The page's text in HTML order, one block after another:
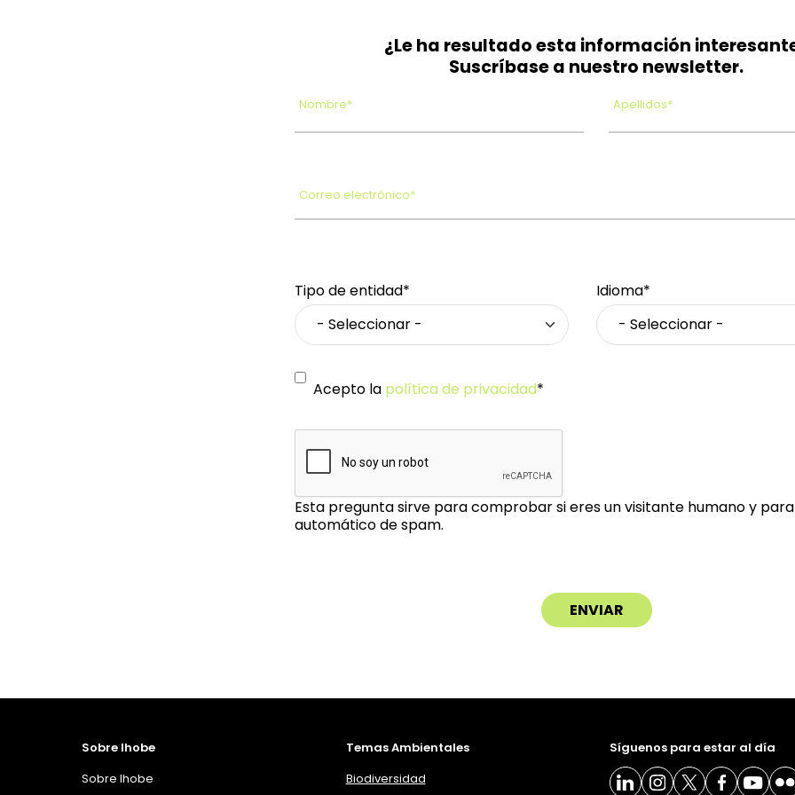
¿Le ha resultado esta información
Suscríbase a nuestro newsletter.
Nombre* Apellidos*
Correo electrónico*
Tipo de entidad* Idioma*
Acepto la política de privacidad*
Esta pregunta sirve para comprobar si eres un visitante humano y
automático de spam.
Sobre Ihobe
Sobre Ihobe
Temas Ambientales
Biodiversidad
Síguenos para estar al día